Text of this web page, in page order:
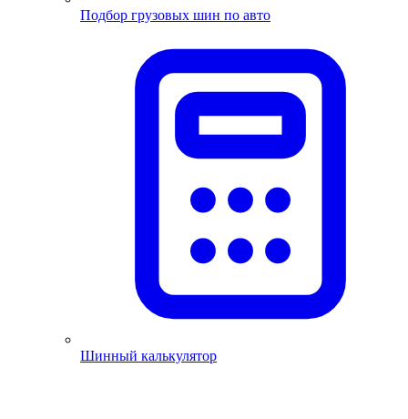
Подбор грузовых шин по авто
Шинный калькулятор